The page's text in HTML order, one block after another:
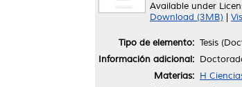
Available under
Download (3MB)
Tipo de elemento: Tesis
Información adicional:
Materias: H